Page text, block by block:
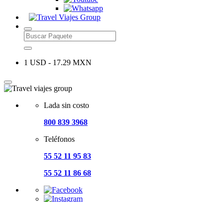
1 USD - 17.29 MXN
Lada sin costo
800 839 3968
Teléfonos
55 52 11 95 83
55 52 11 86 68